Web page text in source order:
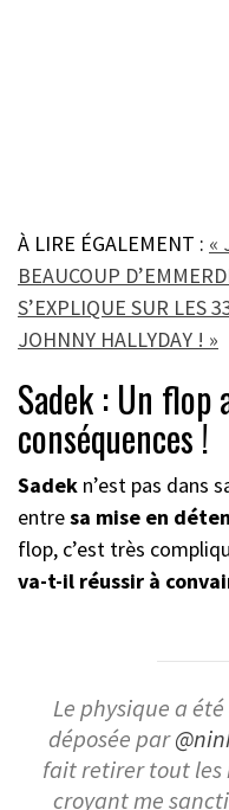
À LIRE ÉGALEMENT : «
BEAUCOUP
S’EXPLIQUE SUR LES
JOHNNY HALLYDAY ! »
Sadek : Un flop
conséquences !
Sadek n’est pas dans
entresa mise en
flop, c’est très
va-t-il réussir à
Le physique a
déposée par
fait retirer tout les
croyant me